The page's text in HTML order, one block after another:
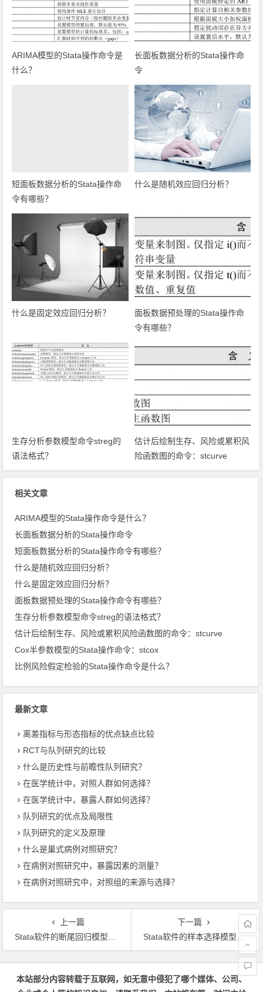
ARIMA模型的Stata操作命令是
什么？
长面板数据分析的Stata操作命
令
短面板数据分析的Stata操作命
令有哪些？
什么是随机效应回归分析？
什么是固定效应回归分析？
面板数据预处理的Stata操作命
令有哪些？
生存分析参数模型命令streg的
语法格式？
估计后绘制生存、风险或累积风
险函数图的命令：stcurve
相关文章
ARIMA模型的Stata操作命令是什么？
长面板数据分析的Stata操作命令
短面板数据分析的Stata操作命令有哪些？
什么是随机效应回归分析？
什么是固定效应回归分析？
面板数据预处理的Stata操作命令有哪些？
生存分析参数模型命令streg的语法格式？
估计后绘制生存、风险或累积风险函数图的命令：stcurve
Cox半参数模型的Stata操作命令：stcox
比例风险假定检验的Stata操作命令是什么？
最新文章
离差指标与形态指标的优点缺点比较
RCT与队列研究的比较
什么是历史性与前瞻性队列研究？
在医学统计中，对照人群如何选择？
在医学统计中，暴露人群如何选择？
队列研究的优点及局限性
队列研究的定义及原理
什么是巢式病例对照研究？
在病例对照研究中，暴露因素的测量？
在病例对照研究中，对照组的来源与选择？
上一篇
Stata软件的断尾回归模型：基本原理
下一篇
Stata软件的样本选择模型：基本原理
文章导航
本站部分内容转载于互联网，如无意中侵犯了哪个媒体、公司、